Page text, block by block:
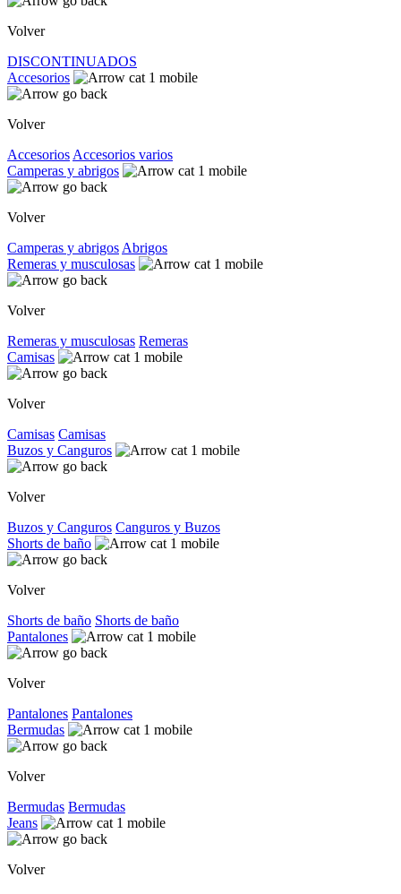
Volver
DISCONTINUADOS
Accesorios
Volver
Accesorios Accesorios varios
Camperas y abrigos
Volver
Camperas y abrigos Abrigos
Remeras y musculosas
Volver
Remeras y musculosas Remeras
Camisas
Volver
Camisas Camisas
Buzos y Canguros
Volver
Buzos y Canguros Canguros y Buzos
Shorts de baño
Volver
Shorts de baño Shorts de baño
Pantalones
Volver
Pantalones Pantalones
Bermudas
Volver
Bermudas Bermudas
Jeans
Volver